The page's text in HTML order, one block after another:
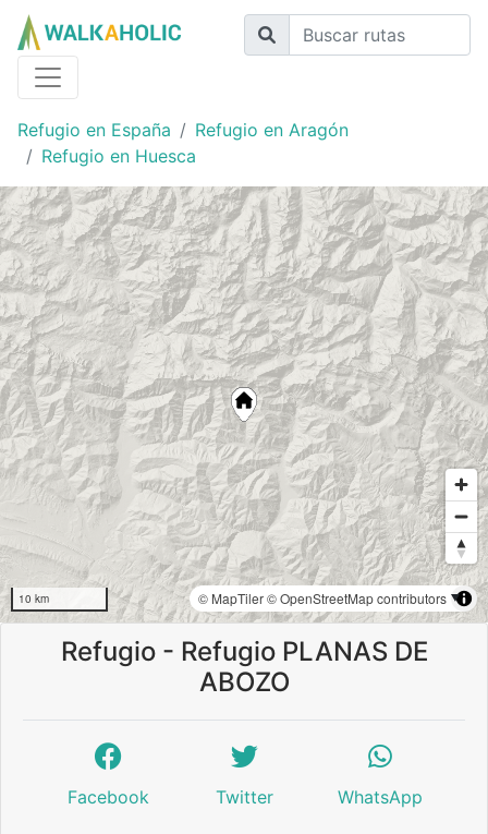
Refugio en España
Refugio en Aragón
Refugio en Huesca
10 km © MapTiler© OpenStreetMap contributors
Refugio - Refugio PLANAS DE
ABOZO
Facebook Twitter WhatsApp